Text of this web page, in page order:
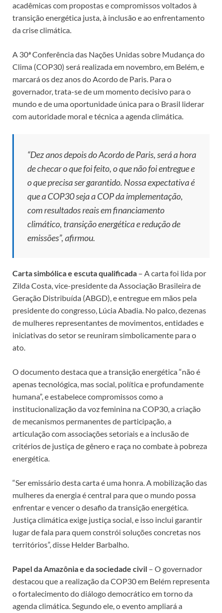
acadêmicas com propostas e compromissos voltados à
transição energética justa, à inclusão e ao enfrentamento
da crise climática.
A 30ª Conferência das Nações Unidas sobre Mudança do
Clima (COP30) será realizada em novembro, em Belém, e
marcará os dez anos do Acordo de Paris. Para o
governador, trata-se de um momento decisivo para o
mundo e de uma oportunidade única para o Brasil liderar
com autoridade moral e técnica a agenda climática.
“Dez anos depois do Acordo de Paris, será a hora
de checar o que foi feito, o que não foi entregue e
o que precisa ser garantido. Nossa expectativa é
que a COP30 seja a COP da implementação,
com resultados reais em financiamento
climático, transição energética e redução de
emissões”, afirmou.
Carta simbólica e escuta qualificada – A carta foi lida por
Zilda Costa, vice-presidente da Associação Brasileira de
Geração Distribuída (ABGD), e entregue em mãos pela
presidente do congresso, Lúcia Abadia. No palco, dezenas
de mulheres representantes de movimentos, entidades e
iniciativas do setor se reuniram simbolicamente para o
ato.
O documento destaca que a transição energética “não é
apenas tecnológica, mas social, política e profundamente
humana”, e estabelece compromissos como a
institucionalização da voz feminina na COP30, a criação
de mecanismos permanentes de participação, a
articulação com associações setoriais e a inclusão de
critérios de justiça de gênero e raça no combate à pobreza
energética.
“Ser emissário desta carta é uma honra. A mobilização das
mulheres da energia é central para que o mundo possa
enfrentar e vencer o desafio da transição energética.
Justiça climática exige justiça social, e isso inclui garantir
lugar de fala para quem constrói soluções concretas nos
territórios”, disse Helder Barbalho.
Papel da Amazônia e da sociedade civil – O governador
destacou que a realização da COP30 em Belém representa
o fortalecimento do diálogo democrático em torno da
agenda climática. Segundo ele, o evento ampliará a